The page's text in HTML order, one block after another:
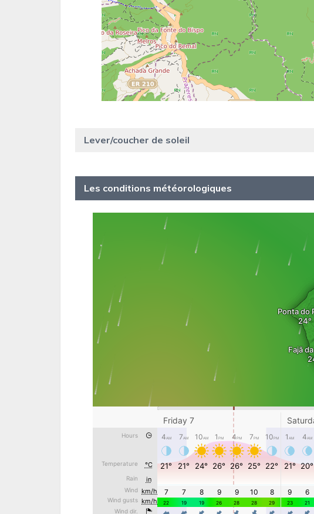
Lever/coucher de soleil
Les conditions météorologiques